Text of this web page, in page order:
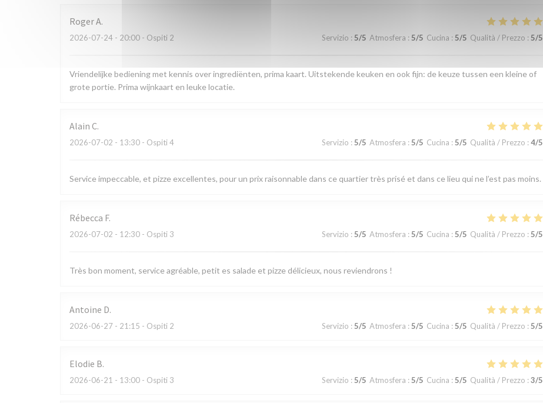
RogerA
2026-07-24 - 20:00 - Ospiti 2 Servizio : 5/5 Atmosfera : 5/5 Cucina : 5/5 Qualità / Prezzo : 5/5
Vriendelijke bediening met kennis over ingrediënten, prima kaart. Uitstekende keuken en ook fijn: de keuze tussen een kleine of
grote portie. Prima wijnkaart en leuke locatie.
Alain C
2026-07-02 - 13:30 - Ospiti 4 Servizio : 5/5 Atmosfera : 5/5 Cucina : 5/5 Qualità / Prezzo : 4/5
Service impeccable, et pizze excellentes, pour un prix raisonnable dans ce quartier très prisé et dans ce lieu qui ne l’est pas moins.
Rébecca F
2026-07-02 - 12:30 - Ospiti 3 Servizio : 5/5 Atmosfera : 5/5 Cucina : 5/5 Qualità / Prezzo : 5/5
Très bon moment, service agréable, petit es salade et pizze délicieux, nous reviendrons !
Antoine D
2026-06-27 - 21:15 - Ospiti 2 Servizio : 5/5 Atmosfera : 5/5 Cucina : 5/5 Qualità / Prezzo : 5/5
Elodie B
2026-06-21 - 13:00 - Ospiti 3 Servizio : 5/5 Atmosfera : 5/5 Cucina : 5/5 Qualità / Prezzo : 3/5